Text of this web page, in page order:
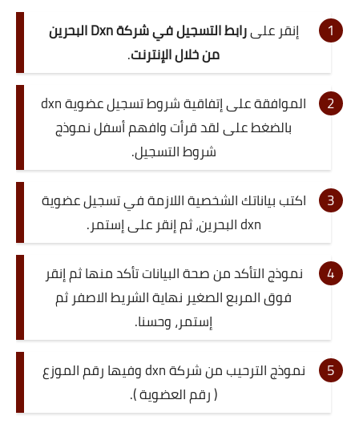
إنقر على
رابط التسجيل في شركة Dxn البحرين
من خلال الإنترنت.
الموافقة على إتفاقية شروط تسجيل عضوية dxn
بالضغط على لقد قرأت وافهم أسفل نموذج
شروط التسجيل.
اكتب بياناتك الشخصية اللازمة في تسجيل عضوية
dxn البحرين، ثم إنقر على إستمر.
نموذج التأكد من صحة البيانات تأكد منها ثم إنقر
فوق المربع الصغير نهاية الشريط الاصفر ثم
إستمر، وحسنا.
نموذج الترحيب من شركة dxn وفيها رقم الموزع
( رقم العضوية ).